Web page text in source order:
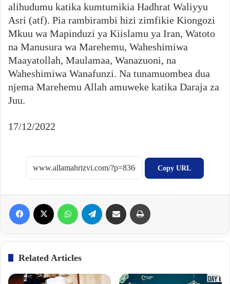
alihudumu katika kumtumikia Hadhrat Waliyyu
Asri (atf). Pia rambirambi hizi zimfikie Kiongozi
Mkuu wa Mapinduzi ya Kiislamu ya Iran, Watoto
na Manusura wa Marehemu, Waheshimiwa
Maayatollah, Maulamaa, Wanazuoni, na
Waheshimiwa Wanafunzi. Na tunamuombea dua
njema Marehemu Allah amuweke katika Daraja za
Juu.
17/12/2022
Copy URL
Related Articles